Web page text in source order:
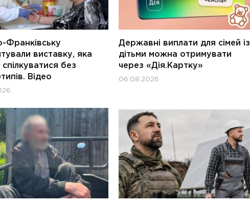
Франківську
виставку, яка
спілкуватися без
Відео
Державні виплати для сімей із
дітьми можна отримувати
через «Дія.Картку»
06.08.2026